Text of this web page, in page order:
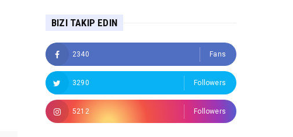
BIZI TAKIP EDIN
2340 Fans
3290 Followers
5212 Followers